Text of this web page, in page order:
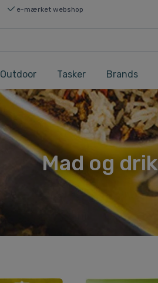
e-mærket webshop
Outdoor Tasker Brands
Mad og